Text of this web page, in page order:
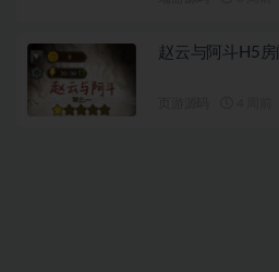
赵云与阿斗H5